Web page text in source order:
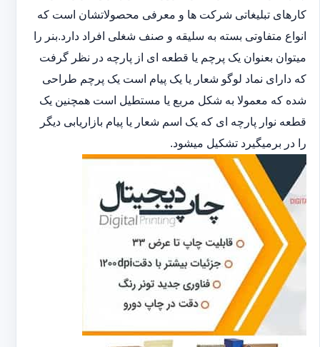
کارهای تبلیغاتی شرکت ها و معرفی محصولاتشان است که
انواع متفاوتی بسته به سلیقه و صنف شغلی افراد دارد.بنر را
میتوان بعنوان یک پرچم یا قطعه ای از پارچه در نظر گرفت
که دارای نماد لوگو شعار یا یک پیام است یک پرچم طراحی
شده که معمولا به شکل مربع یا مستطیل است همچنین یک
قطعه نوار پارچه ای که یک اسم شعار یا پیام بازاریابی دیگر
را در برمیگیرد تشکیل میشود.